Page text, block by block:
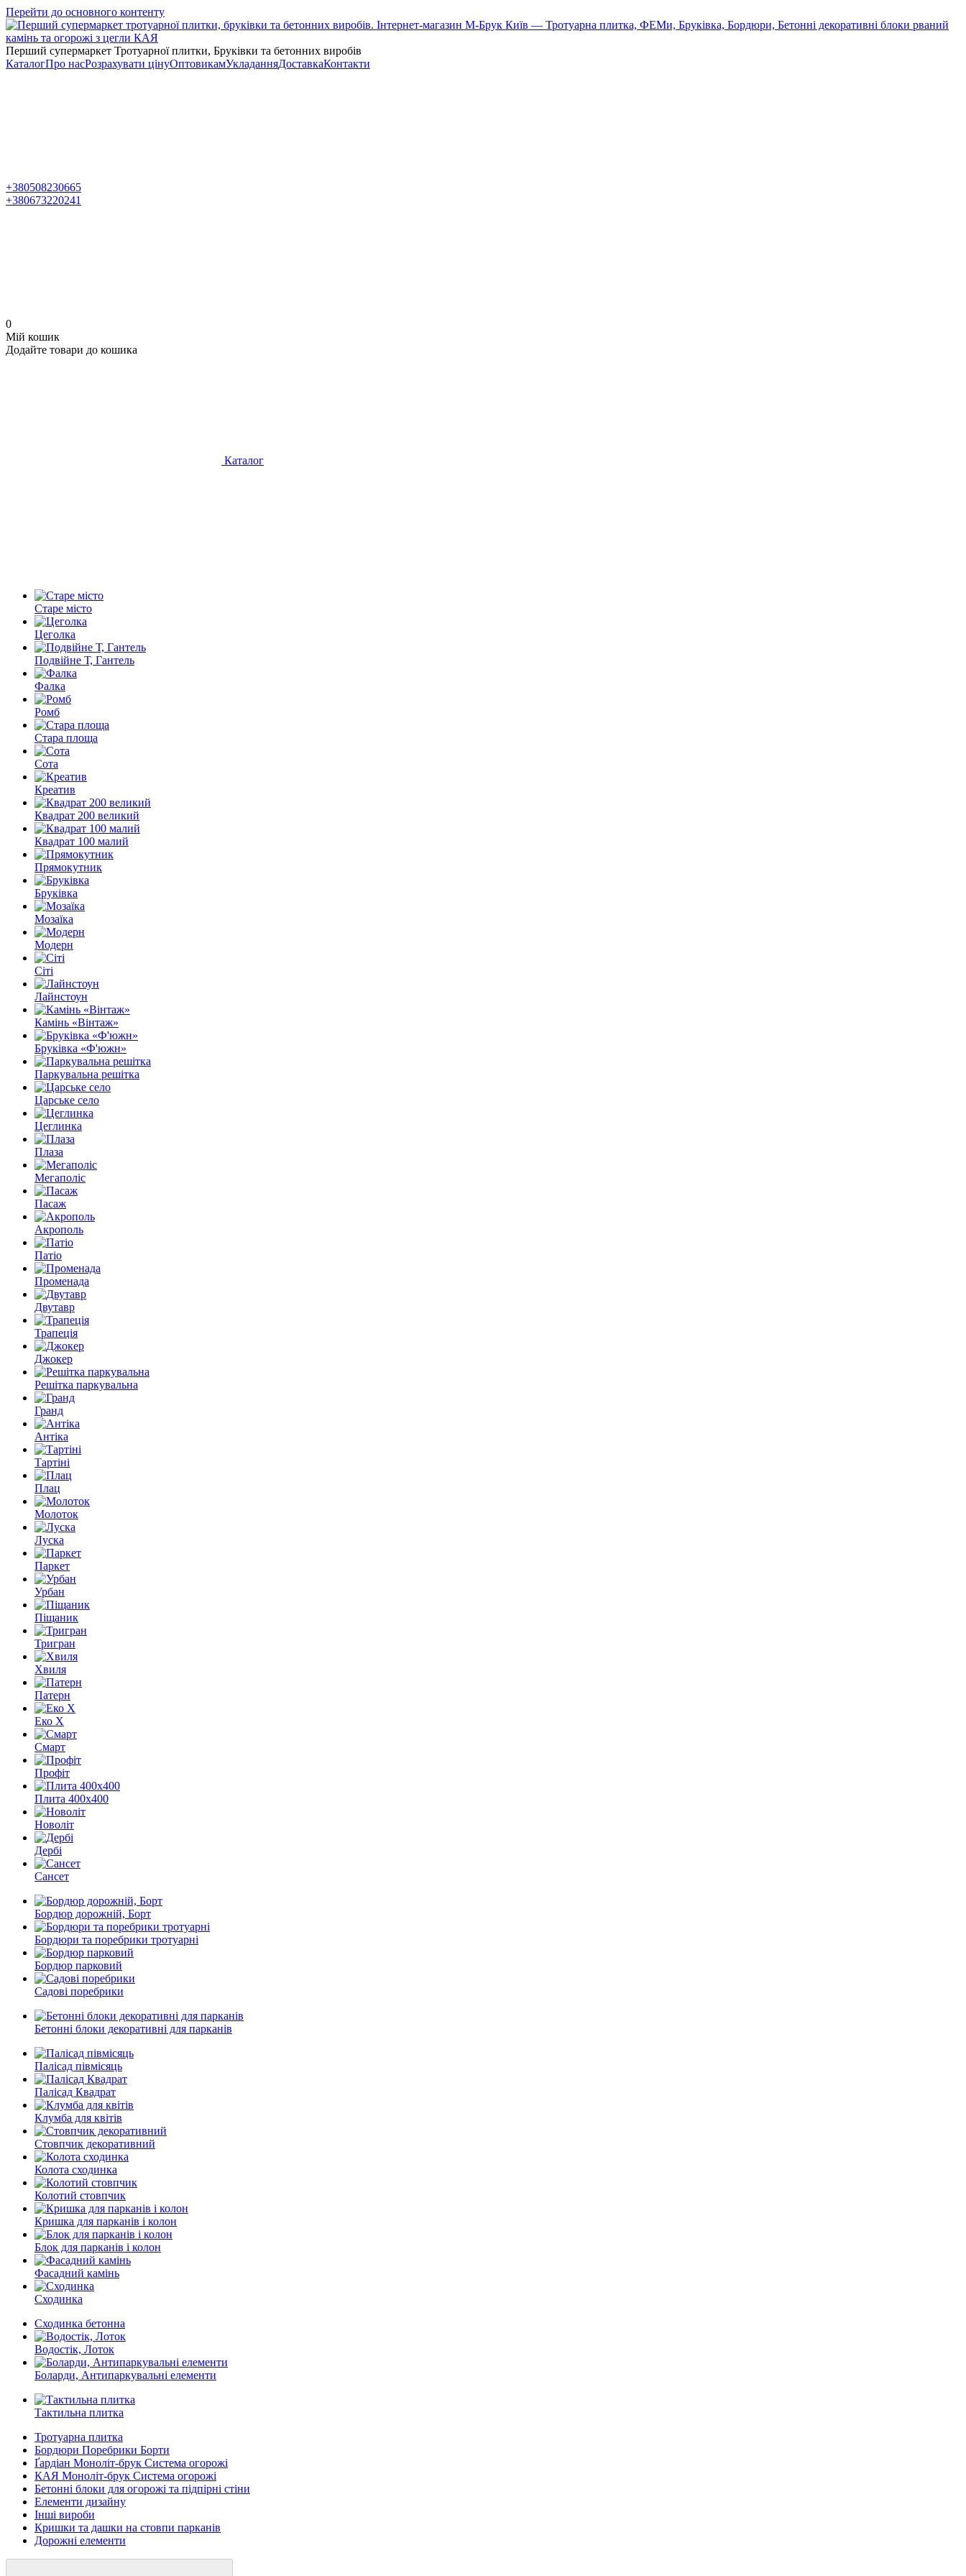
Перейти до основного контенту
Перший супермаркет Тротуарної плитки, Бруківки та бетонних виробів
КаталогПро насРозрахувати цінуОптовикамУкладанняДоставкаКонтакти
+380508230665
+380673220241
0
Мій кошик
Додайте товари до кошика
Каталог
Старе місто
Цеголка
Подвійне Т, Гантель
Фалка
Ромб
Стара площа
Сота
Креатив
Квадрат 200 великий
Квадрат 100 малий
Прямокутник
Бруківка
Мозаїка
Модерн
Сіті
Лайнстоун
Камінь «Вінтаж»
Бруківка «Ф'южн»
Паркувальна решітка
Царське село
Цеглинка
Плаза
Мегаполіс
Пасаж
Акрополь
Патіо
Променада
Двутавр
Трапеція
Джокер
Решітка паркувальна
Гранд
Антіка
Тартіні
Плац
Молоток
Луска
Паркет
Урбан
Піщаник
Тригран
Хвиля
Патерн
Еко X
Смарт
Профіт
Плита 400х400
Новоліт
Дербі
Сансет
Бордюр дорожній, Борт
Бордюри та поребрики тротуарні
Бордюр парковий
Садові поребрики
Бетонні блоки декоративні для парканів
Палісад півмісяць
Палісад Квадрат
Клумба для квітів
Стовпчик декоративний
Колота сходинка
Колотий стовпчик
Кришка для парканів і колон
Блок для парканів і колон
Фасадний камінь
Сходинка
Сходинка бетонна
Водостік, Лоток
Боларди, Антипаркувальні елементи
Тактильна плитка
Тротуарна плитка
Бордюри Поребрики Борти
Ґардіан Моноліт-брук Система огорожі
КАЯ Моноліт-брук Система огорожі
Бетонні блоки для огорожі та підпірні стіни
Елементи дизайну
Інші вироби
Кришки та дашки на стовпи парканів
Дорожні елементи